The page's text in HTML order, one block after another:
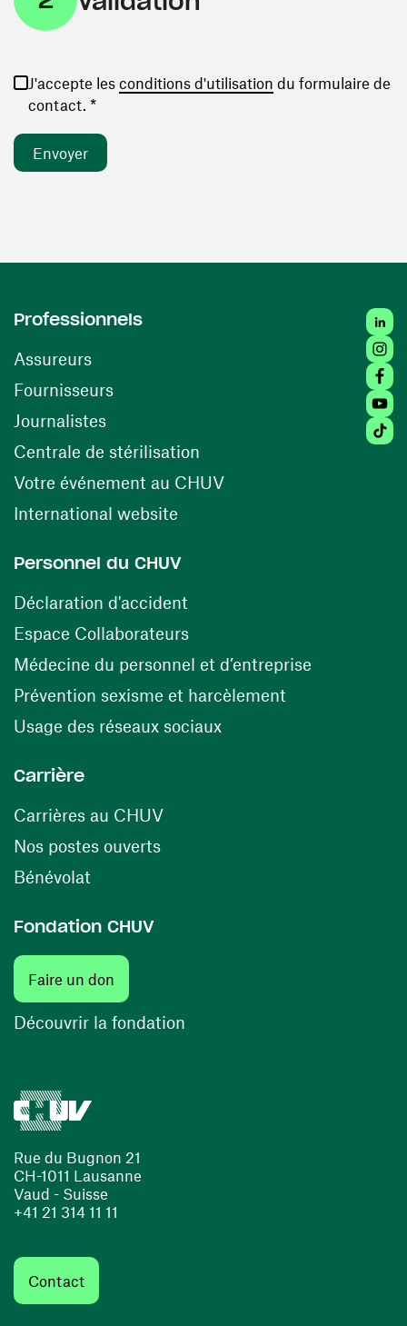
J'accepte les conditions d'utilisation (ouvre une
du formulaire de
contact. *
Rue du Bugnon 21
CH-1011 Lausanne
Vaud - Suisse
+41 21 314 11 11
Contact
Professionnels
Assureurs
Fournisseurs(ouvre une nouvelle fenêtre)
Journalistes
Centrale de stérilisation (ouvre une nouvelle
Votre événement au CHUV(ouvre une nouvelle
International website
Personnel du CHUV
Déclaration d'accident
Espace Collaborateurs(ouvre une nouvelle fenêtre)
Médecine du personnel et d’entreprise
Prévention sexisme et harcèlement
Usage des réseaux sociaux(ouvre une nouvelle
Carrière
Carrières au CHUV(ouvre une nouvelle fenêtre)
Nos postes ouverts(ouvre une nouvelle fenêtre)
Bénévolat
Fondation CHUV
Faire un don
Découvrir la fondation